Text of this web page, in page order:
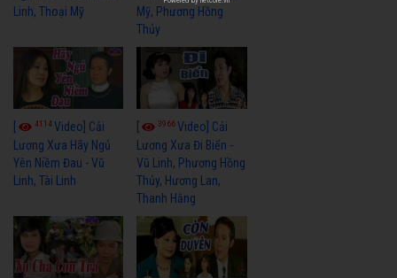
Linh, Thoại Mỹ
Mỹ, Phương Hồng
Thủy
4114Video] Cải
Lương Xưa Hãy Ngủ
Yên Niềm Đau - Vũ
Linh, Tài Linh
3966Video] Cải
Lương Xưa Đi Biển -
Vũ Linh, Phương Hồng
Thủy, Hương Lan,
Thanh Hằng